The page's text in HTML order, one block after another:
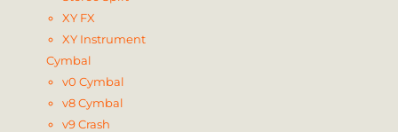
XY FX
XY Instrument
Cymbal
v0 Cymbal
v8 Cymbal
v9 Crash